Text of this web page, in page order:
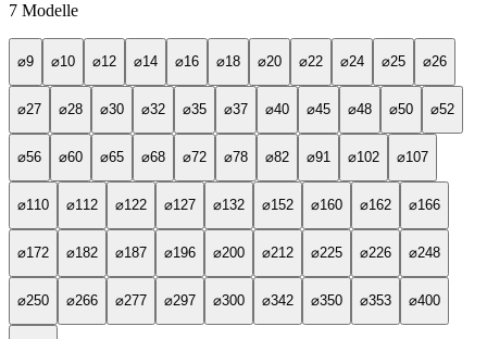
7 Modelle
⌀9 ⌀10 ⌀12 ⌀14 ⌀16 ⌀18 ⌀20 ⌀22 ⌀24 ⌀25 ⌀26
⌀27 ⌀28 ⌀30 ⌀32 ⌀35 ⌀37 ⌀40 ⌀45 ⌀48 ⌀50 ⌀52
⌀56 ⌀60 ⌀65 ⌀68 ⌀72 ⌀78 ⌀82 ⌀91 ⌀102 ⌀107
⌀110 ⌀112 ⌀122 ⌀127 ⌀132 ⌀152 ⌀160 ⌀162 ⌀166
⌀172 ⌀182 ⌀187 ⌀196 ⌀200 ⌀212 ⌀225 ⌀226 ⌀248
⌀250 ⌀266 ⌀277 ⌀297 ⌀300 ⌀342 ⌀350 ⌀353 ⌀400